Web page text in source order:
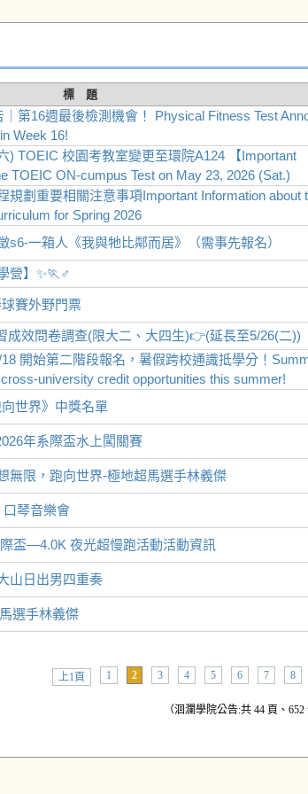
標 題
第16週最後檢測機會！ Physical Fitness Test
Week 16!
) TOEIC 校園考教室變更至環院A124 【Important
TOEIC ON-cumpus Test on May 23, 2026 (Sat.)
規劃重要相關注意事項Important Information about
for Spring 2026
一箱人《我與牠比鄰而居》（需事先報名）
營】✨🏃♂️
賽外野門票
成效問卷調查(限大二、大四生)👉(延長至5/26(二))
開始第二階段報名，暑假跨校通識抵學分！
university credit opportunities this summer!
世界》中獎名單
年系際盃水上闖關賽
無限，跑向世界-極地超馬選手林義傑
口琴音樂會
盃—4.0K 夜光超慢跑活動活動資訊
山日出男四重奏
選手林義傑
上1頁 1 2 3 4 5 6 7 8
（洄瀾學院公告:共 44 頁、652